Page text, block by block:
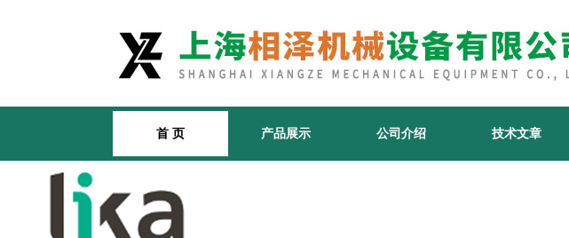
首 页 产品展示 公司介绍 技术文章